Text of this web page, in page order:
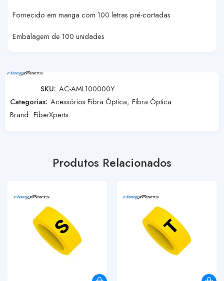
Fornecido em manga com 100 letras pré-cortadas
Embalagem de 100 unidades
SKU: AC-AML100000Y
Categorias: Acessórios Fibra Óptica, Fibra Óptica
Brand: FiberXperts
Produtos Relacionados